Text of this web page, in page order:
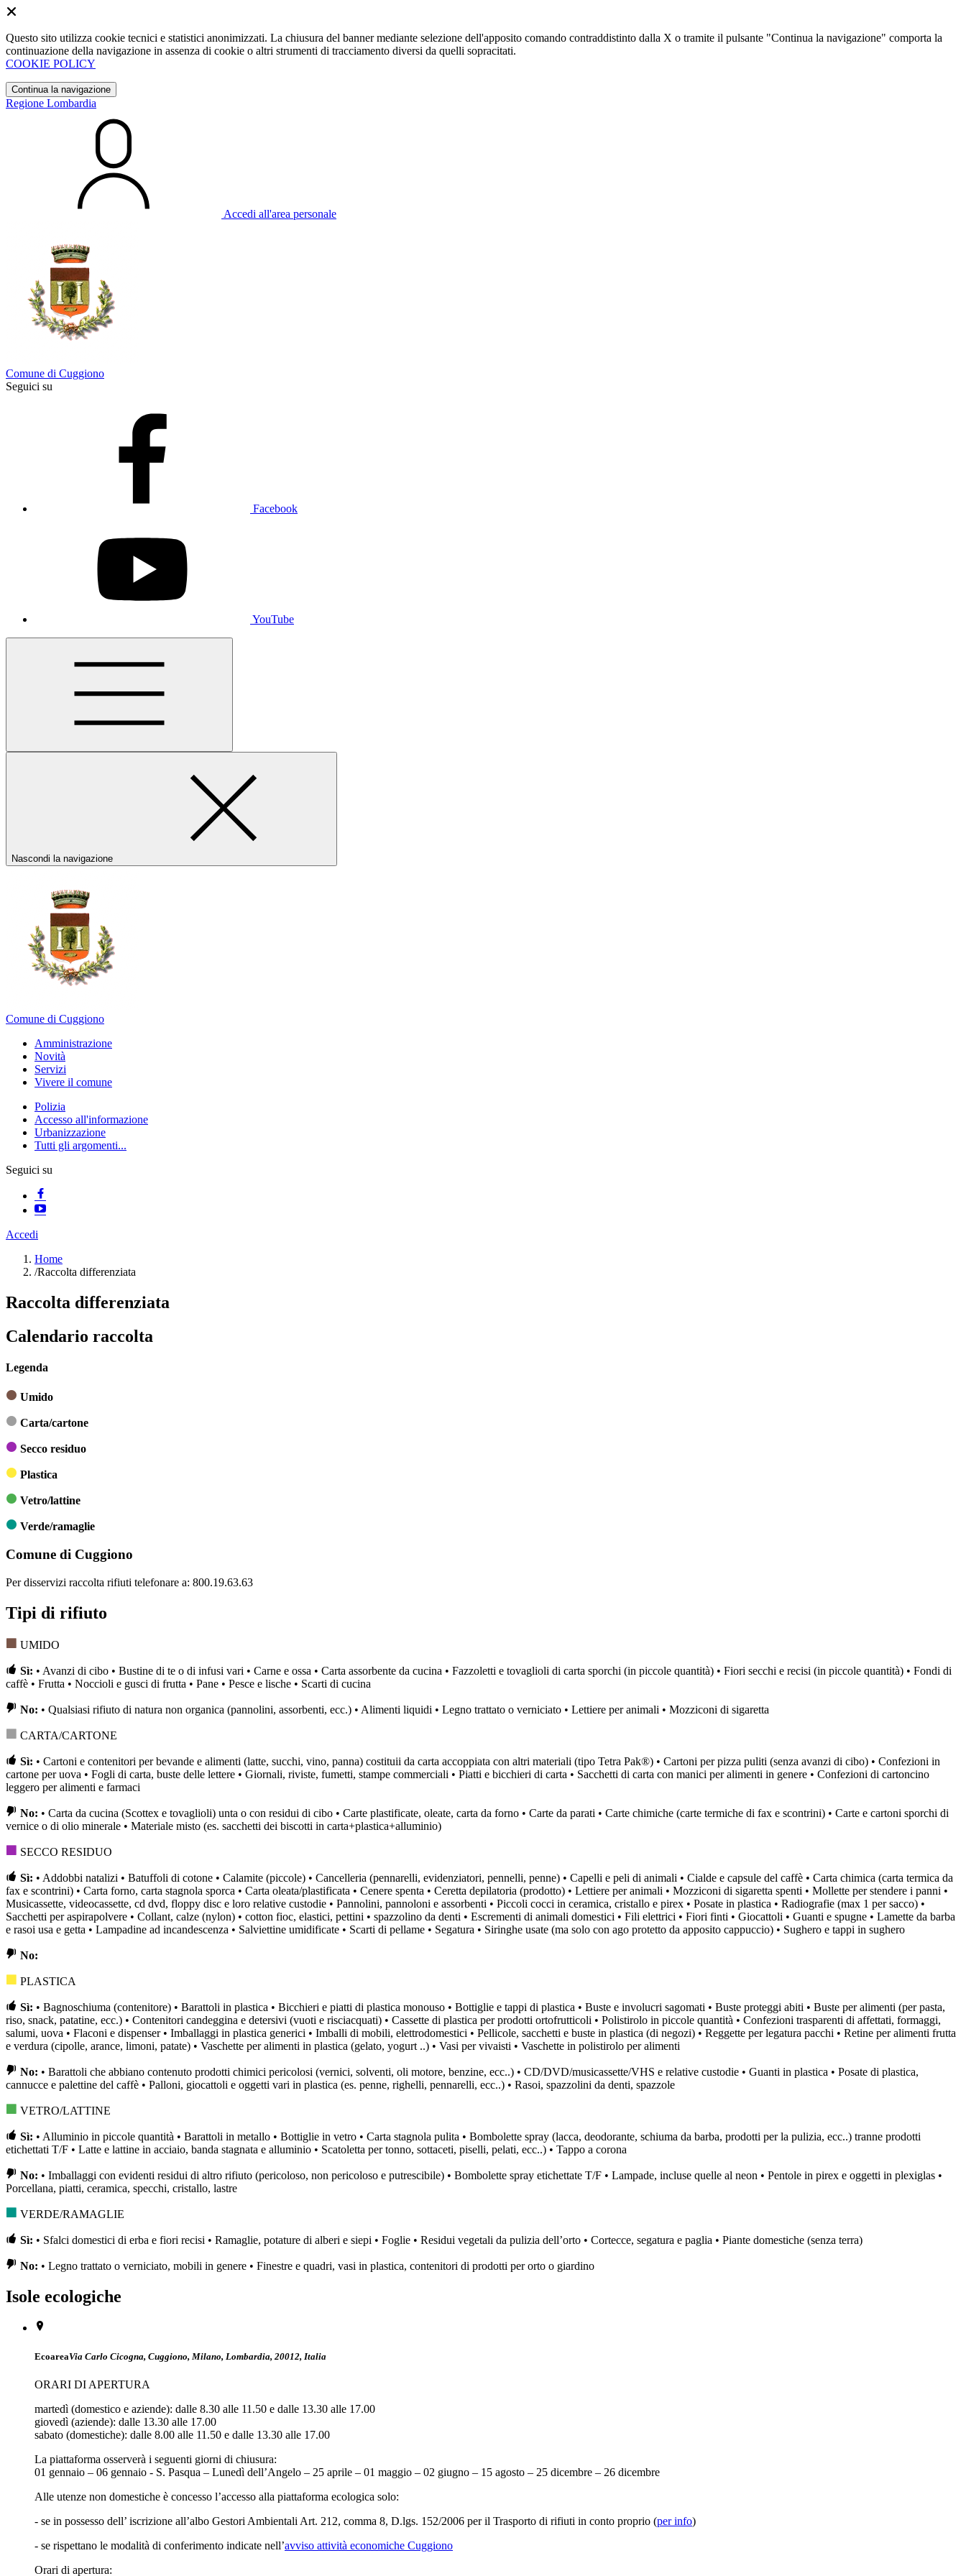
Questo sito utilizza cookie tecnici e statistici anonimizzati. La chiusura del banner mediante selezione dell'apposito comando contraddistinto dalla X o tramite il pulsante "Continua la navigazione" comporta la
continuazione della navigazione in assenza di cookie o altri strumenti di tracciamento diversi da quelli sopracitati.
COOKIE POLICY
Continua la navigazione
Regione Lombardia
Accedi all'area personale
Comune di Cuggiono
Seguici su
Facebook
YouTube
Nascondi la navigazione
Comune di Cuggiono
Amministrazione
Novità
Servizi
Vivere il comune
Polizia
Accesso all'informazione
Urbanizzazione
Tutti gli argomenti...
Seguici su
Accedi
Home
/Raccolta differenziata
Raccolta differenziata
Calendario raccolta
Legenda
Umido
Carta/cartone
Secco residuo
Plastica
Vetro/lattine
Verde/ramaglie
Comune di Cuggiono
Per disservizi raccolta rifiuti telefonare a: 800.19.63.63
Tipi di rifiuto
UMIDO
Sì: • Avanzi di cibo • Bustine di te o di infusi vari • Carne e ossa • Carta assorbente da cucina • Fazzoletti e tovaglioli di carta sporchi (in piccole quantità) • Fiori secchi e recisi (in piccole quantità) • Fondi di
caffè • Frutta • Noccioli e gusci di frutta • Pane • Pesce e lische • Scarti di cucina
No: • Qualsiasi rifiuto di natura non organica (pannolini, assorbenti, ecc.) • Alimenti liquidi • Legno trattato o verniciato • Lettiere per animali • Mozziconi di sigaretta
CARTA/CARTONE
Sì: • Cartoni e contenitori per bevande e alimenti (latte, succhi, vino, panna) costituii da carta accoppiata con altri materiali (tipo Tetra Pak®) • Cartoni per pizza puliti (senza avanzi di cibo) • Confezioni in
cartone per uova • Fogli di carta, buste delle lettere • Giornali, riviste, fumetti, stampe commerciali • Piatti e bicchieri di carta • Sacchetti di carta con manici per alimenti in genere • Confezioni di cartoncino
leggero per alimenti e farmaci
No: • Carta da cucina (Scottex e tovaglioli) unta o con residui di cibo • Carte plastificate, oleate, carta da forno • Carte da parati • Carte chimiche (carte termiche di fax e scontrini) • Carte e cartoni sporchi di
vernice o di olio minerale • Materiale misto (es. sacchetti dei biscotti in carta+plastica+alluminio)
SECCO RESIDUO
Sì: • Addobbi natalizi • Batuffoli di cotone • Calamite (piccole) • Cancelleria (pennarelli, evidenziatori, pennelli, penne) • Capelli e peli di animali • Cialde e capsule del caffè • Carta chimica (carta termica da
fax e scontrini) • Carta forno, carta stagnola sporca • Carta oleata/plastificata • Cenere spenta • Ceretta depilatoria (prodotto) • Lettiere per animali • Mozziconi di sigaretta spenti • Mollette per stendere i panni •
Musicassette, videocassette, cd dvd, floppy disc e loro relative custodie • Pannolini, pannoloni e assorbenti • Piccoli cocci in ceramica, cristallo e pirex • Posate in plastica • Radiografie (max 1 per sacco) •
Sacchetti per aspirapolvere • Collant, calze (nylon) • cotton fioc, elastici, pettini • spazzolino da denti • Escrementi di animali domestici • Fili elettrici • Fiori finti • Giocattoli • Guanti e spugne • Lamette da barba
e rasoi usa e getta • Lampadine ad incandescenza • Salviettine umidificate • Scarti di pellame • Segatura • Siringhe usate (ma solo con ago protetto da apposito cappuccio) • Sughero e tappi in sughero
No:
PLASTICA
Sì: • Bagnoschiuma (contenitore) • Barattoli in plastica • Bicchieri e piatti di plastica monouso • Bottiglie e tappi di plastica • Buste e involucri sagomati • Buste proteggi abiti • Buste per alimenti (per pasta,
riso, snack, patatine, ecc.) • Contenitori candeggina e detersivi (vuoti e risciacquati) • Cassette di plastica per prodotti ortofrutticoli • Polistirolo in piccole quantità • Confezioni trasparenti di affettati, formaggi,
salumi, uova • Flaconi e dispenser • Imballaggi in plastica generici • Imballi di mobili, elettrodomestici • Pellicole, sacchetti e buste in plastica (di negozi) • Reggette per legatura pacchi • Retine per alimenti frutta
e verdura (cipolle, arance, limoni, patate) • Vaschette per alimenti in plastica (gelato, yogurt ..) • Vasi per vivaisti • Vaschette in polistirolo per alimenti
No: • Barattoli che abbiano contenuto prodotti chimici pericolosi (vernici, solventi, oli motore, benzine, ecc..) • CD/DVD/musicassette/VHS e relative custodie • Guanti in plastica • Posate di plastica,
cannucce e palettine del caffè • Palloni, giocattoli e oggetti vari in plastica (es. penne, righelli, pennarelli, ecc..) • Rasoi, spazzolini da denti, spazzole
VETRO/LATTINE
Sì: • Alluminio in piccole quantità • Barattoli in metallo • Bottiglie in vetro • Carta stagnola pulita • Bombolette spray (lacca, deodorante, schiuma da barba, prodotti per la pulizia, ecc..) tranne prodotti
etichettati T/F • Latte e lattine in acciaio, banda stagnata e alluminio • Scatoletta per tonno, sottaceti, piselli, pelati, ecc..) • Tappo a corona
No: • Imballaggi con evidenti residui di altro rifiuto (pericoloso, non pericoloso e putrescibile) • Bombolette spray etichettate T/F • Lampade, incluse quelle al neon • Pentole in pirex e oggetti in plexiglas •
Porcellana, piatti, ceramica, specchi, cristallo, lastre
VERDE/RAMAGLIE
Sì: • Sfalci domestici di erba e fiori recisi • Ramaglie, potature di alberi e siepi • Foglie • Residui vegetali da pulizia dell’orto • Cortecce, segatura e paglia • Piante domestiche (senza terra)
No: • Legno trattato o verniciato, mobili in genere • Finestre e quadri, vasi in plastica, contenitori di prodotti per orto o giardino
Isole ecologiche
EcoareaVia Carlo Cicogna, Cuggiono, Milano, Lombardia, 20012, Italia
ORARI DI APERTURA
martedì (domestico e aziende): dalle 8.30 alle 11.50 e dalle 13.30 alle 17.00
giovedì (aziende): dalle 13.30 alle 17.00
sabato (domestiche): dalle 8.00 alle 11.50 e dalle 13.30 alle 17.00
La piattaforma osserverà i seguenti giorni di chiusura:
01 gennaio – 06 gennaio - S. Pasqua – Lunedì dell’Angelo – 25 aprile – 01 maggio – 02 giugno – 15 agosto – 25 dicembre – 26 dicembre
Alle utenze non domestiche è concesso l’accesso alla piattaforma ecologica solo:
- se in possesso dell’ iscrizione all’albo Gestori Ambientali Art. 212, comma 8, D.lgs. 152/2006 per il Trasporto di rifiuti in conto proprio (per info)
- se rispettano le modalità di conferimento indicate nell’avviso attività economiche Cuggiono
Orari di apertura: